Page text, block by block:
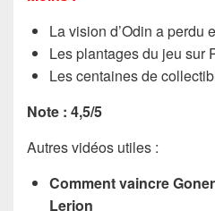
La vision d’Odin a perdu
Les plantages du jeu sur
Les centaines de
Note : 4,5/5
Autres vidéos utiles :
Comment vaincre
Lerion